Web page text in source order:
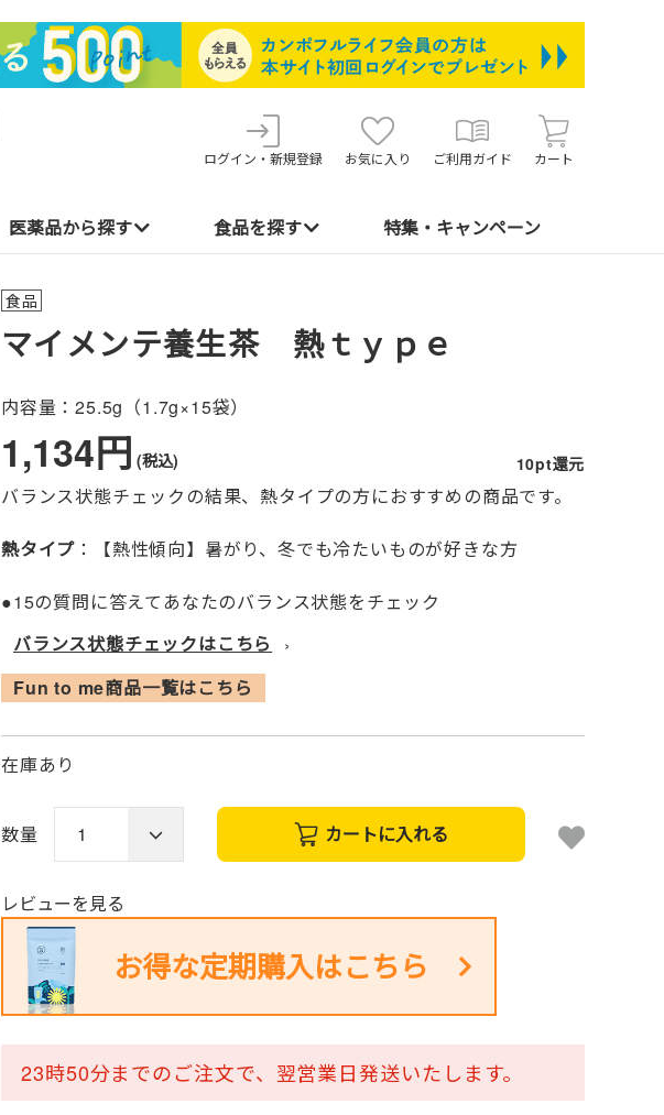
ログイン・新規登録 お気に入り ご利用ガイド カート
医薬品から探す 食品を探す 特集・キャンペーン
食品
マイメンテ養生茶 熱ｔｙｐｅ
内容量：25.5g（1.7g×15袋）
1,134円 (税込) 10pt還元
バランス状態チェックの結果、熱タイプの方におすすめの商品です。
熱タイプ ：【熱性傾向】暑がり、冬でも冷たいものが好きな方
●15の質問に答えてあなたのバランス状態をチェック
バランス状態チェックはこちら
›
Fun to me商品一覧はこちら
在庫あり
数量 カートに入れる
レビューを見る
お得な定期購入はこちら
23時50分までのご注文で、翌営業日発送いたします。